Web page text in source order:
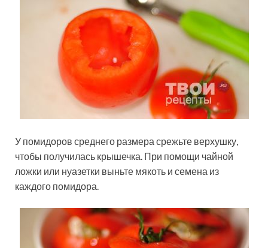
У помидоров среднего размера срежьте верхушку,
чтобы получилась крышечка. При помощи чайной
ложки или нуазетки выньте мякоть и семена из
каждого помидора.